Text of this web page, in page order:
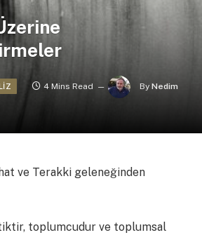
4 Mins Read By Nedim
ve Terakki geleneğinden
toplumcudur ve toplumsal